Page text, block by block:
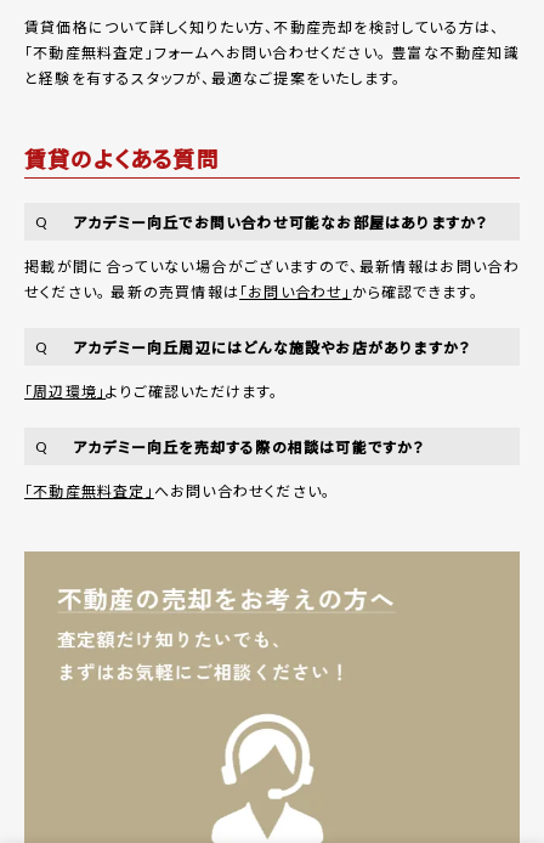
賃貸価格について詳しく知りたい方、不動産売却を検討している方は、
「不動産無料査定 」フォームへお問い合わせください。 豊富な不動産知識
と経験を有するスタッフが、最適なご提案をいたします。
賃貸のよくある質問
Q アカデミー向丘でお問い合わせ可能なお部屋はありますか？
掲載が間に合っていない場合がございますので、最新情報はお問い合わ
せください。 最新の売買情報は「お問い合わせ」 から確認できます。
Q アカデミー向丘周辺にはどんな施設やお店がありますか？
「周辺環境」よりご確認いただけます。
Q アカデミー向丘を売却する際の相談は可能ですか？
「不動産無料査定」へお問い合わせください。